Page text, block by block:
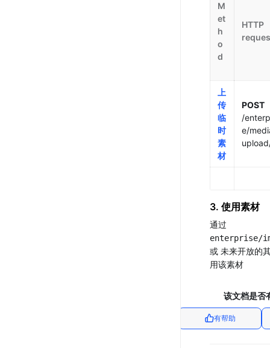
M
et
h
o
d
HTTP
上
传
临
时
素
材
POST
/
e/
3. 使用素材
通过
enterprise/
或 未来开放的
用该素材
该文档是否
有帮助